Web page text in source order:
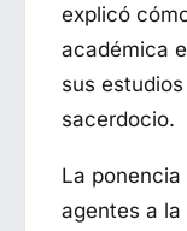
explicó
académica
sus
sacerdocio.
La
agentes a la